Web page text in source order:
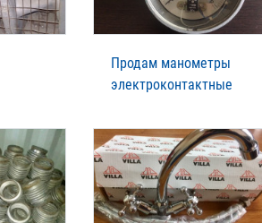
Продам манометры
электроконтактные